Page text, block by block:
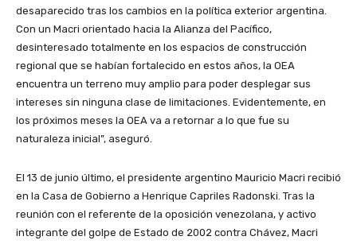
desaparecido tras los cambios en la política exterior argentina.
Con un Macri orientado hacia la Alianza del Pacífico,
desinteresado totalmente en los espacios de construcción
regional que se habían fortalecido en estos años, la OEA
encuentra un terreno muy amplio para poder desplegar sus
intereses sin ninguna clase de limitaciones. Evidentemente, en
los próximos meses la OEA va a retornar a lo que fue su
naturaleza inicial”, aseguró.
El 13 de junio último, el presidente argentino Mauricio Macri recibió
en la Casa de Gobierno a Henrique Capriles Radonski. Tras la
reunión con el referente de la oposición venezolana, y activo
integrante del golpe de Estado de 2002 contra Chávez, Macri